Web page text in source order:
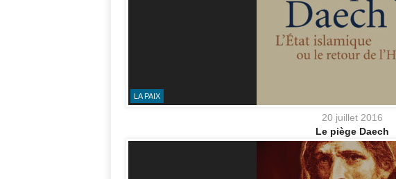
LA PAIX
20 juillet 2016
Le piège Daech